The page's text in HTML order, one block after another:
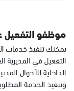
موظفو التفعيل
يمكنك تنفيذ خدمات
التفعيل في المديرية
الداخلية للأحوال
وتنفيذ الخدمة